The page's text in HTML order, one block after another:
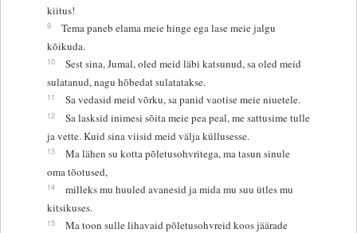
kiitus!
9
Tema paneb elama meie hinge ega lase meie jalgu
kõikuda.
10
Sest sina, Jumal, oled meid läbi katsunud, sa oled meid
sulatanud, nagu hõbedat sulatatakse.
11 Sa vedasid meid võrku, sa panid vaotise meie niuetele.
12
Sa lasksid inimesi sõita meie pea peal, me sattusime tulle
ja vette. Kuid sina viisid meid välja küllusesse.
13
Ma lähen su kotta põletusohvritega, ma tasun sinule
oma tõotused,
14
milleks mu huuled avanesid ja mida mu suu ütles mu
kitsikuses.
15
Ma toon sulle lihavaid põletusohvreid koos jäärade